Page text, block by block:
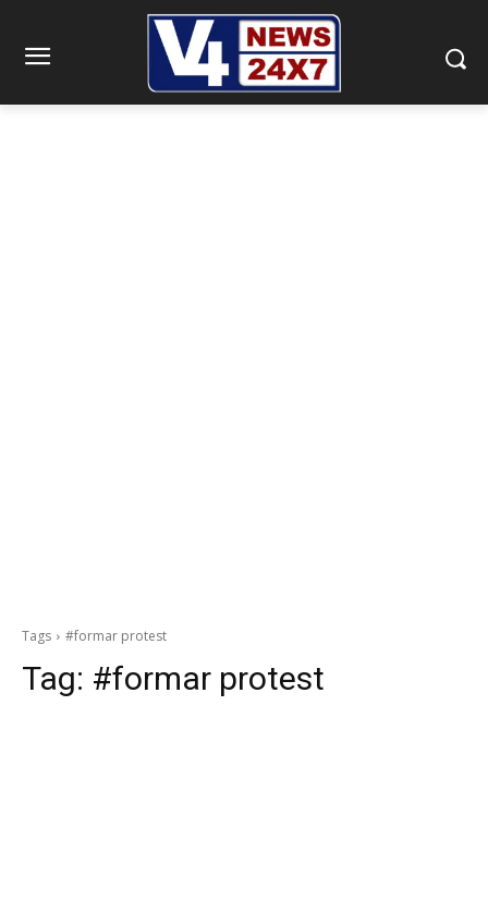
Tags #formar protest
Tag: #formar protest